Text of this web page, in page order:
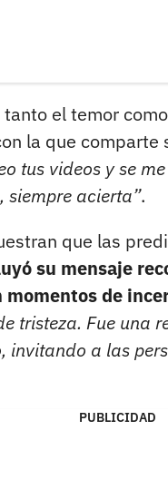
el temor
la que
tus videos y se
siempre acierta”.
que las
su mensaje
de
tristeza. Fue una
a las
PUBLICIDAD